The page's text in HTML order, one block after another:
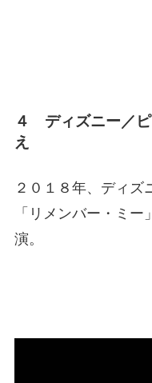
４ ディズニー／
え
２０１８年、ディズ
「リメンバー・ミ
演。